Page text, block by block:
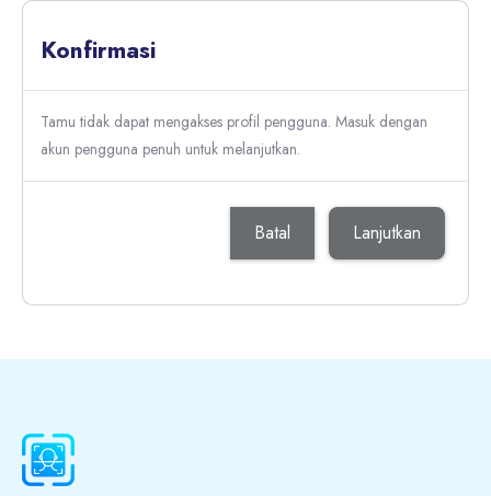
Konfirmasi
Tamu tidak dapat mengakses profil pengguna. Masuk dengan
akun pengguna penuh untuk melanjutkan.
Batal Lanjutkan